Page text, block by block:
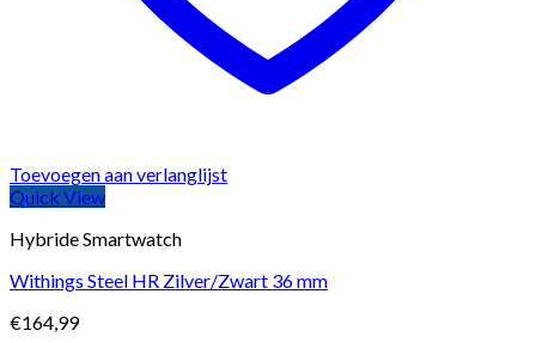
Toevoegen aan verlanglijst
Quick View
Hybride Smartwatch
Withings Steel HR Zilver/Zwart 36 mm
€164,99